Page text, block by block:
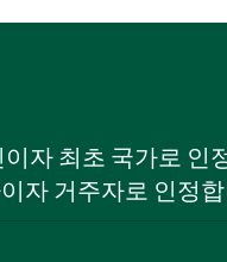
자 최초 국가로 인
자 거주자로 인정